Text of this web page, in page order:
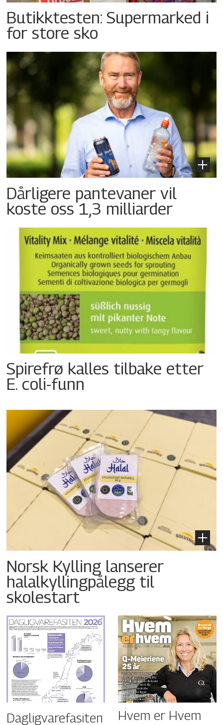
Butikktesten: Supermarked i
for store sko
Dårligere pantevaner vil
koste oss 1,3 milliarder
Spirefrø kalles tilbake etter
E. coli-funn
Norsk Kylling lanserer
halalkyllingpålegg til
skolestart
Dagligvarefasiten Hvem er Hvem